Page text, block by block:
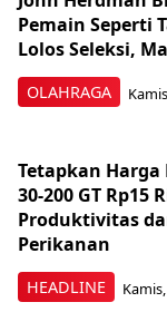
OLAHRAGA
Pemain Seperti
Lolos Seleksi,
HEADLINE
Tetapkan Harga
30-200 GT Rp15
Produktivitas
Perikanan